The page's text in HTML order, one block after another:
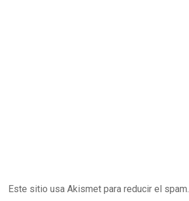
Este sitio usa Akismet para reducir el spam.